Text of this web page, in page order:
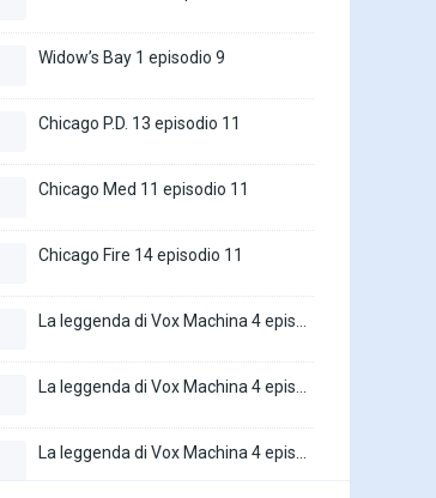
Widow’s Bay 1 episodio 9
Chicago P.D. 13 episodio 11
Chicago Med 11 episodio 11
Chicago Fire 14 episodio 11